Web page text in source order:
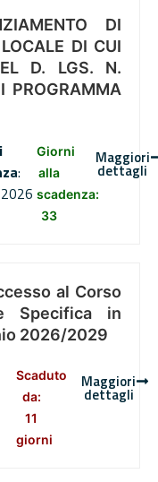
DI
DI CUI
D. LGS. N.
PROGRAMMA
:
Giorni
alla
scadenza:
33
Maggiori
dettagli
al Corso
Specifica in
2026/2029
Scaduto
da:
11
giorni
Maggiori
dettagli